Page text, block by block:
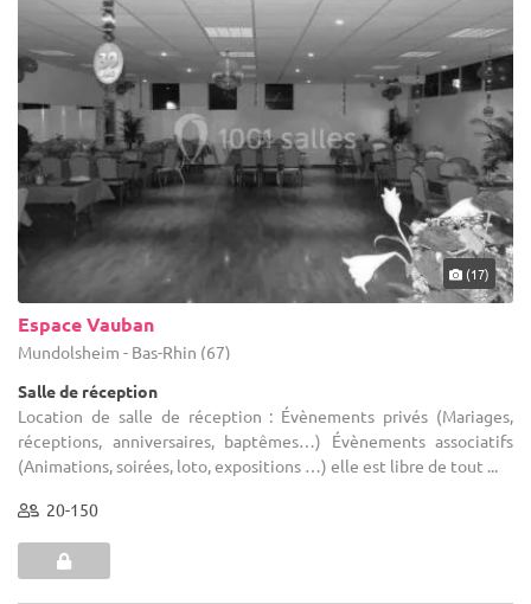
(17)
Espace Vauban
Mundolsheim - Bas-Rhin (67)
Salle de réception
Location de salle de réception : Évènements privés (Mariages,
réceptions, anniversaires, baptêmes…) Évènements associatifs
(Animations, soirées, loto, expositions …) elle est libre de tout ...
20-150